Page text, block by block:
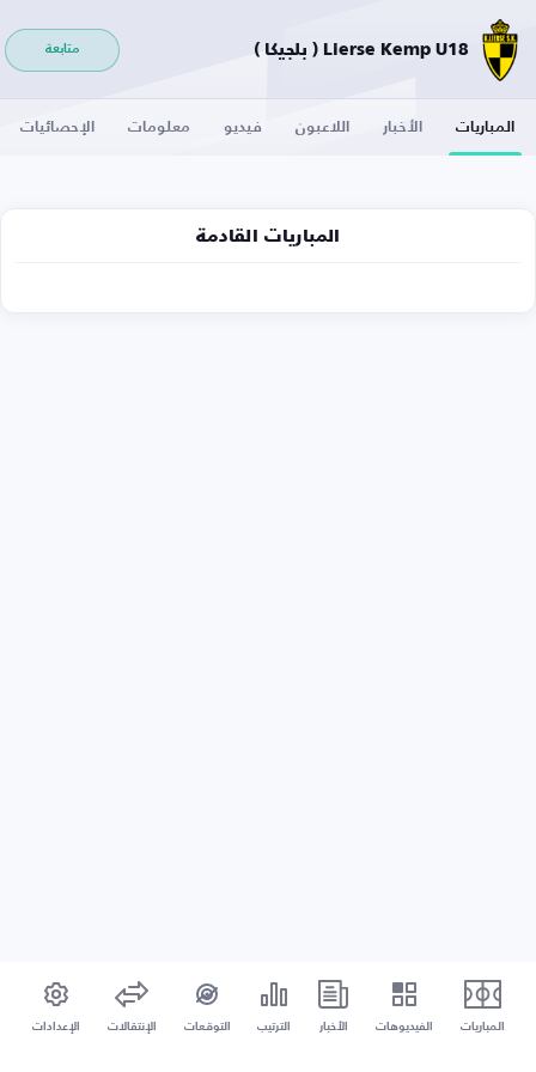
Lierse Kemp U18 ( بلجيكا ) متابعة
المباريات الأخبار اللاعبون فيديو معلومات الإحصائيات
المباريات القادمة
المباريات الفيديوهات الأخبار الترتيب التوقعات الإنتقالات الإعدادات